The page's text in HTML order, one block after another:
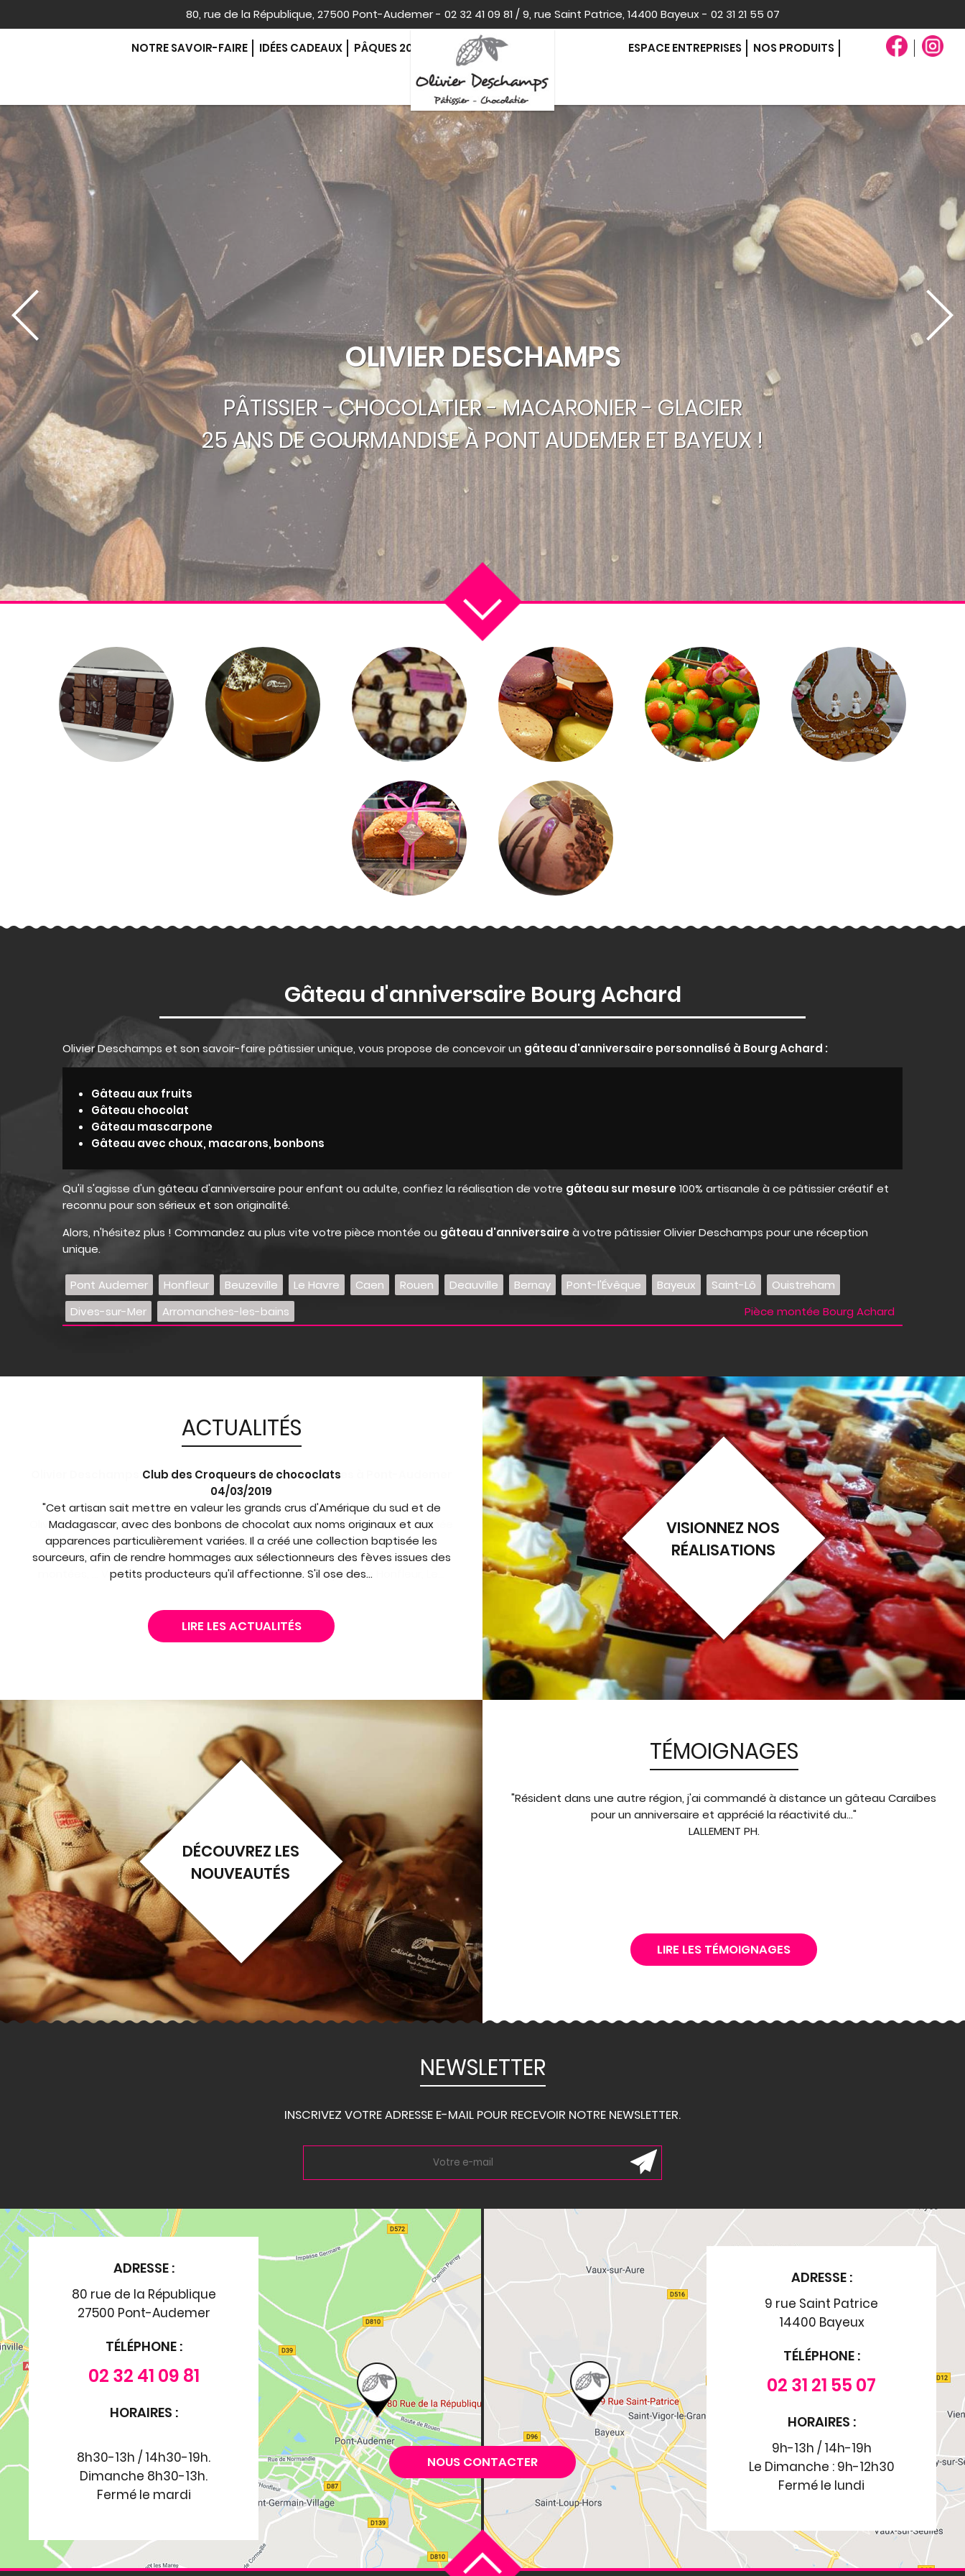
80, rue de la République, 27500 Pont-Audemer - 02 32 41 09 81 / 9, rue Saint Patrice, 14400 Bayeux - 02 31 21 55 07
NOTRE SAVOIR-FAIRE IDÉES CADEAUX PÂQUES 2026 ESPACE ENTREPRISES NOS PRODUITS
CONTACT
OLIVIER DESCHAMPS
PÂTISSIER - CHOCOLATIER - MACARONIER - GLACIER
25 ANS DE GOURMANDISE À PONT AUDEMER ET BAYEUX !
Gâteau d'anniversaire Bourg Achard
Olivier Deschamps et son savoir-faire pâtissier unique, vous propose de concevoir un gâteau d'anniversaire personnalisé à Bourg Achard :
Gâteau aux fruits
Gâteau chocolat
Gâteau mascarpone
Gâteau avec choux, macarons, bonbons
Qu'il s'agisse d'un gâteau d'anniversaire pour enfant ou adulte, confiez la réalisation de votre gâteau sur mesure 100% artisanale à ce pâtissier créatif et
reconnu pour son sérieux et son originalité.
Alors, n'hésitez plus ! Commandez au plus vite votre pièce montée ou gâteau d'anniversaireà votre pâtissier Olivier Deschamps pour une réception
unique.
Pont Audemer Honfleur Beuzeville Le Havre Caen Rouen Deauville Bernay Pont-l'Évêque Bayeux Saint-Lô
Ouistreham
Dives-sur-Mer
Arromanches-les-bains Pièce montée Bourg Achard
VISIONNEZ NOS
RÉALISATIONS
ACTUALITÉS
Club des Croqueurs de chococlats
04/03/2019
"Cet artisan sait mettre en valeur les grands crus d'Amérique du sud et de
Madagascar, avec des bonbons de chocolat aux noms originaux et aux
apparences particulièrement variées. Il a créé une collection baptisée les
sourceurs, afin de rendre hommages aux sélectionneurs des fèves issues des
petits producteurs qu'il affectionne. S'il ose des...
LIRE LES ACTUALITÉS
DÉCOUVREZ LES
NOUVEAUTÉS
TÉMOIGNAGES
"Résident dans une autre région, j'ai commandé à distance un gâteau Caraïbes
pour un anniversaire et apprécié la réactivité du..."
LALLEMENT PH.
LIRE LES TÉMOIGNAGES
NEWSLETTER
INSCRIVEZ VOTRE ADRESSE E-MAIL POUR RECEVOIR NOTRE NEWSLETTER.
ADRESSE :
80 rue de la République
27500 Pont-Audemer
TÉLÉPHONE :
02 32 41 09 81
HORAIRES :
8h30-13h / 14h30-19h.
Dimanche 8h30-13h.
Fermé le mardi
ADRESSE :
9 rue Saint Patrice
14400 Bayeux
TÉLÉPHONE :
02 31 21 55 07
HORAIRES :
9h-13h / 14h-19h
Le Dimanche : 9h-12h30
Fermé le lundi
NOUS CONTACTER